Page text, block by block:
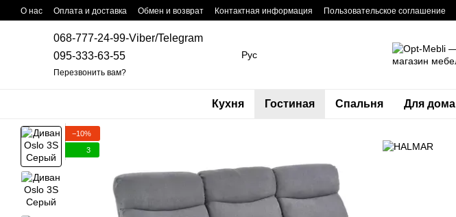
Перейти к основному контенту
О нас Оплата и доставка Обмен и возврат Контактная информация Пользовательское соглашение
068-777-24-99-Viber/Telegram
095-333-63-55
Перезвонить вам?
Рус
Кухня Гостиная Спальня Для дома
−10%
3